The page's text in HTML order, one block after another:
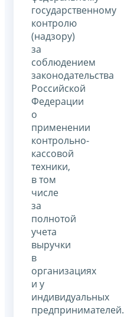
государственному
контролю
(надзору)
за
соблюдением
законодательства
Российской
Федерации
о
применении
контрольно-
кассовой
техники,
в том
числе
за
полнотой
учета
выручки
в
организациях
и у
индивидуальных
предпринимателей.